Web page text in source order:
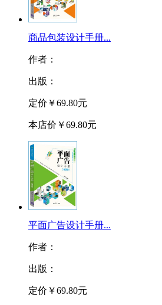
商品包装设计手册...
作者：
出版：
定价 ￥69.80元
本店价 ￥69.80元
平面广告设计手册...
作者：
出版：
定价 ￥69.80元